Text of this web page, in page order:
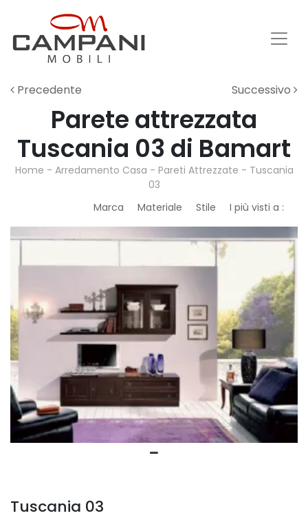
Precedente Successivo
Parete attrezzata
Tuscania 03 di Bamart
Home - Arredamento Casa - Pareti Attrezzate - Tuscania
03
Marca
Materiale Stile I più visti a :
Tuscania 03